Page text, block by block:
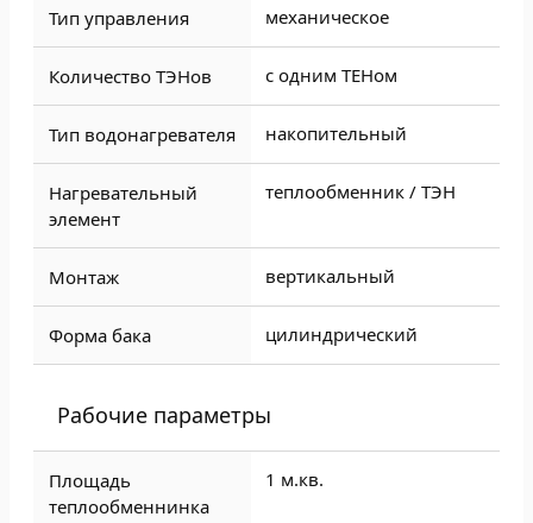
Тип управления механическое
Количество ТЭНов с одним ТЕНом
Тип водонагревателя накопительный
Нагревательный
элемент
теплообменник / ТЭН
Монтаж вертикальный
Форма бака цилиндрический
Рабочие параметры
Площадь
теплообменнинка
1 м.кв.